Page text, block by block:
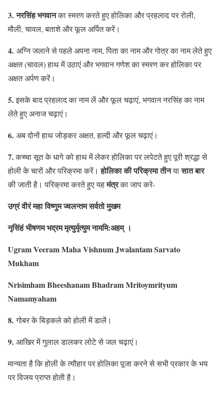
3. नरसिंह भगवानका स्मरण करते हुए होलिका और प्रहलाद पर रोली,
मौली, चावल, बताशे और फूल अर्पित करें।
4. अग्नि जलाने से पहले अपना नाम, पिता का नाम और गोत्र का नाम लेते हुए
अक्षत (चावल) हाथ में उठाएं और भगवान गणेश का स्मरण कर होलिका पर
अक्षत अर्पण करें।
5.इसके बाद प्रहलाद का नाम लें और फूल चढ़ाएं, भगवान नरसिंह का नाम
लेते हुए अनाज चढ़ाएं।
6. अब दोनों हाथ जोड़कर अक्षत, हल्दी और फूल चढ़ाएं।
7.कच्चा सूत के धागे को हाथ में लेकर होलिका पर लपेटते हुए पूरी श्रद्धा से
होली के चारों और परिक्रमा करें।होलिका की परिक्रमातीनयासात बार
की जाती है। परिक्रमा करते हुए यहमंत्रका जाप करे-
उग्रं वीरं महा विष्णुम ज्वलन्तम सर्वतो मुखम
नृसिंहं भीषणम भद्रम मृत्युर्मृत्युम नाममि:अहम् ।
Ugram Veeram Maha Vishnum Jwalantam Sarvato
Mukham
Nrisimham Bheeshanam Bhadram Mritoymrityum
Namamyaham
8.गोबर के बिड़कले को होली में डालें।
9. आखिर में गुलाल डालकर लोटे से जल चढ़ाएं।
मान्यता है कि होली के त्यौहार पर होलिका पूजा करने से सभी प्रकार के भय
पर विजय प्राप्त होती है।